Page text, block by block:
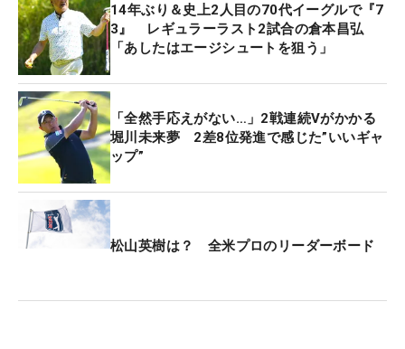
今大会の賞金総額は8000万円。優勝者には1600万
円が贈られる。
14年ぶり＆史上2人目の70代イーグルで『7
3』 レギュラーラスト2試合の倉本昌弘
「あしたはエージシュートを狙う」
「全然手応えがない…」2戦連続Vがかかる
堀川未来夢 2差8位発進で感じた”いいギャ
ップ”
松山英樹は？ 全米プロのリーダーボード